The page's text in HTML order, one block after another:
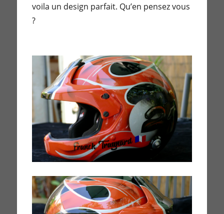
voila un design parfait. Qu’en pensez vous
?